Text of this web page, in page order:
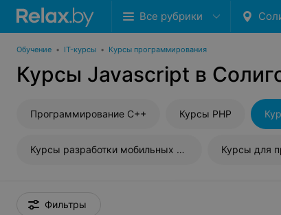
Все рубрики
Обучение • IT-курсы • Курсы программирования
Курсы Javascript в
Программирование С++ Курсы PHP
Курсы разработки мобильных приложений Курсы для
Фильтры